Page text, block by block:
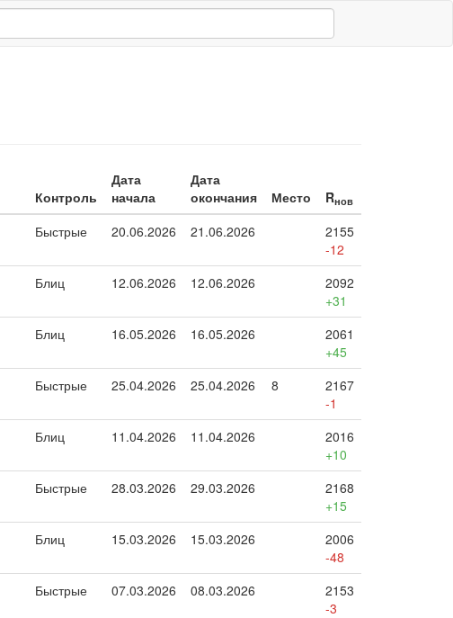
Контроль
Дата
начала
Дата
окончания
Место Rнов
Быстрые 20.06.2026 21.06.2026
2155
-12
Блиц 12.06.2026 12.06.2026
2092
+31
Блиц 16.05.2026 16.05.2026
2061
+45
Быстрые 25.04.2026 25.04.2026 8
2167
-1
Блиц 11.04.2026 11.04.2026
2016
+10
Быстрые 28.03.2026 29.03.2026
2168
+15
Блиц 15.03.2026 15.03.2026
2006
-48
Быстрые 07.03.2026 08.03.2026
2153
-3